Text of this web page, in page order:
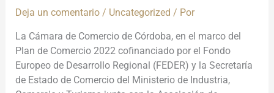
Deja un comentario / Uncategorized / Por
La Cámara de Comercio de Córdoba, en el marco del
Plan de Comercio 2022 cofinanciado por el Fondo
Europeo de Desarrollo Regional (FEDER) y la Secretaría
de Estado de Comercio del Ministerio de Industria,